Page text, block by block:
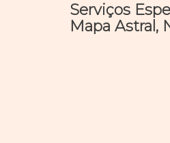
Serviços
Mapa Astral,